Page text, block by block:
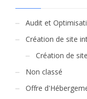
Audit et
Création de site
Création de
Non classé
Offre